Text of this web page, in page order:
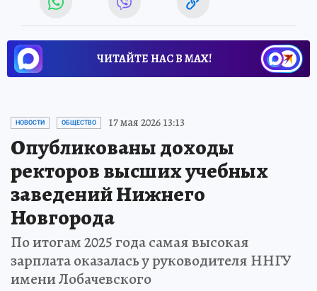
ЧИТАЙТЕ НАС В МАХ!
НОВОСТИ ОБЩЕСТВО 17 мая 2026 13:13
Опубликованы доходы
ректоров высших учебных
заведений Нижнего
Новгорода
По итогам 2025 года самая высокая
зарплата оказалась у руководителя ННГУ
имени Лобачевского